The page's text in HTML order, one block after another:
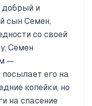
добрый и
сын Семен,
со своей
Семен
—
его на
копейки, но
на спасение